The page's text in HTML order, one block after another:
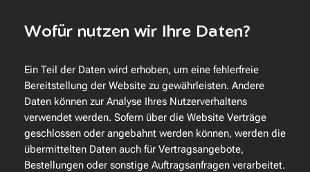
Wofür nutzen wir Ihre Daten?
Ein Teil der Daten wird erhoben, um eine fehlerfreie
Bereitstellung der Website zu gewährleisten. Andere
Daten können zur Analyse Ihres Nutzerverhaltens
verwendet werden. Sofern über die Website Verträge
geschlossen oder angebahnt werden können, werden die
übermittelten Daten auch für Vertragsangebote,
Bestellungen oder sonstige Auftragsanfragen verarbeitet.